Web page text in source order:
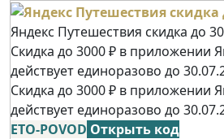
Яндекс Путешествия скидка до
Скидка до 3000 ₽ в приложении
действует единоразово до
Скидка до 3000 ₽ в приложении
действует единоразово до
ETO-POVOD Открыть код